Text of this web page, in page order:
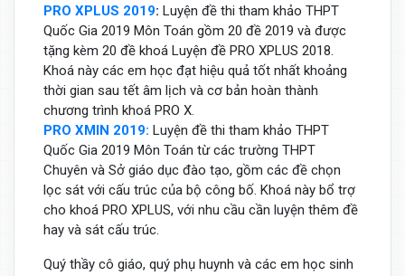
PRO XPLUS 2019: Luyện đề thi tham khảo THPT
Quốc Gia 2019 Môn Toán gồm 20 đề 2019 và được
tặng kèm 20 đề khoá Luyện đề PRO XPLUS 2018.
Khoá này các em học đạt hiệu quả tốt nhất khoảng
thời gian sau tết âm lịch và cơ bản hoàn thành
chương trình khoá PRO X.
PRO XMIN 2019: Luyện đề thi tham khảo THPT
Quốc Gia 2019 Môn Toán từ các trường THPT
Chuyên và Sở giáo dục đào tạo, gồm các đề chọn
lọc sát với cấu trúc của bộ công bố. Khoá này bổ trợ
cho khoá PRO XPLUS, với nhu cầu cần luyện thêm đề
hay và sát cấu trúc.
Quý thầy cô giáo, quý phụ huynh và các em học sinh